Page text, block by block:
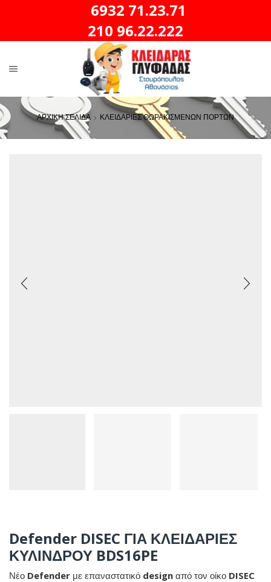
6932 71.23.71
210 96.22.222
ΑΡΧΙΚΗ ΣΕΛΙΔΑ ΚΛΕΙΔΑΡΙΕΣ ΘΩΡΑΚΙΣΜΕΝΩΝ ΠΟΡΤΩΝ
Defender DISEC ΓΙΑ ΚΛΕΙΔΑΡΙΕΣ
ΚΥΛΙΝΔΡΟΥ BDS16PE
Νέο Defender με επαναστατικό design από τον οίκο DISEC